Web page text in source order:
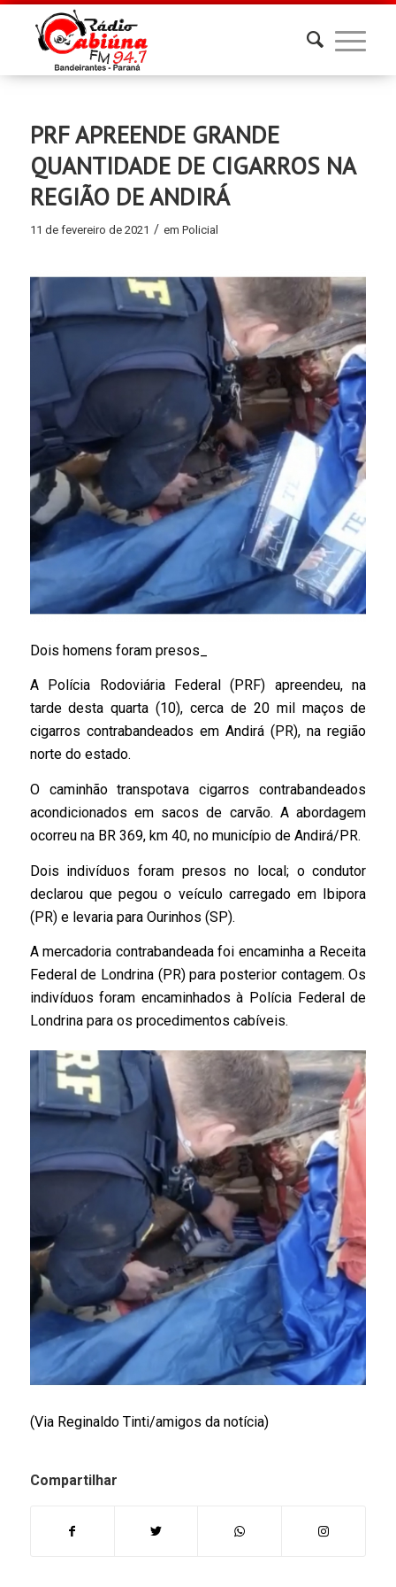
PRF APREENDE GRANDE
QUANTIDADE DE CIGARROS NA
REGIÃO DE ANDIRÁ
11 de fevereiro de 2021 / em Policial
Dois homens foram presos_
A Polícia Rodoviária Federal (PRF) apreendeu, na
tarde desta quarta (10), cerca de 20 mil maços de
cigarros contrabandeados em Andirá (PR), na região
norte do estado.
O caminhão transpotava cigarros contrabandeados
acondicionados em sacos de carvão. A abordagem
ocorreu na BR 369, km 40, no município de Andirá/PR.
Dois indivíduos foram presos no local; o condutor
declarou que pegou o veículo carregado em Ibipora
(PR) e levaria para Ourinhos (SP).
A mercadoria contrabandeada foi encaminha a Receita
Federal de Londrina (PR) para posterior contagem. Os
indivíduos foram encaminhados à Polícia Federal de
Londrina para os procedimentos cabíveis.
(Via Reginaldo Tinti/amigos da notícia)
Compartilhar